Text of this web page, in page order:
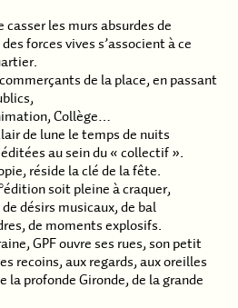
casser les murs absurdes de
forces vives s’associent à ce
de la place, en passant
Collège…
de lune le temps de nuits
au sein du « collectif ».
réside la clé de la fête.
soit pleine à craquer,
désirs musicaux, de bal
de moments explosifs.
GPF ouvre ses rues, son petit
recoins, aux regards, aux oreilles
la profonde Gironde, de la grande